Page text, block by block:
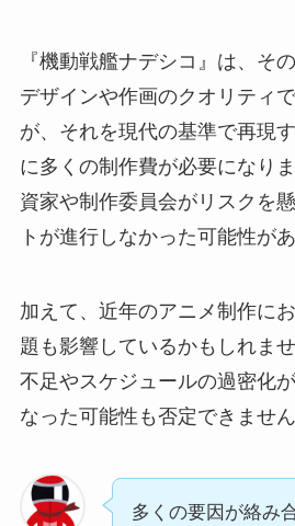
『機動戦艦ナデシコ』は、そ
デザインや作画のクオリティ
が、それを現代の基準で再現
に多くの制作費が必要になり
資家や制作委員会がリスクを
トが進行しなかった可能性があ
加えて、近年のアニメ制作に
題も影響しているかもしれま
不足やスケジュールの過密化
なった可能性も否定できません
多くの要因が絡み